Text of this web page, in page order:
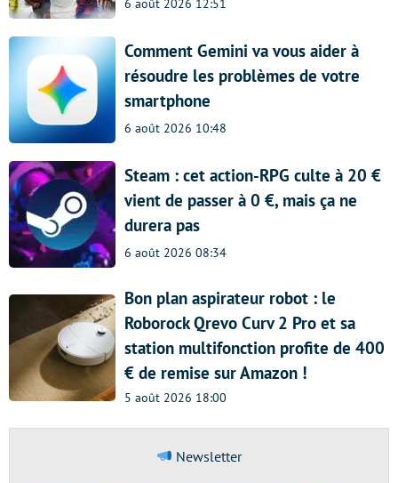
6 août 2026 12:51
Comment Gemini va vous aider à
résoudre les problèmes de votre
smartphone
6 août 2026 10:48
Steam : cet action-RPG culte à 20 €
vient de passer à 0 €, mais ça ne
durera pas
6 août 2026 08:34
Bon plan aspirateur robot : le
Roborock Qrevo Curv 2 Pro et sa
station multifonction profite de 400
€ de remise sur Amazon !
5 août 2026 18:00
Newsletter